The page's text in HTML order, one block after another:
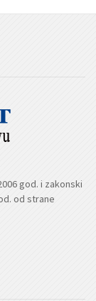
god. i zakonski
od strane